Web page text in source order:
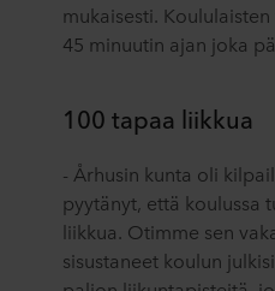
mukaisesti.
45 minuutin ajan joka
100 tapaa liikkua
- Århusin kunta oli
pyytänyt, että koulussa
liikkua. Otimme sen
sisustaneet koulun